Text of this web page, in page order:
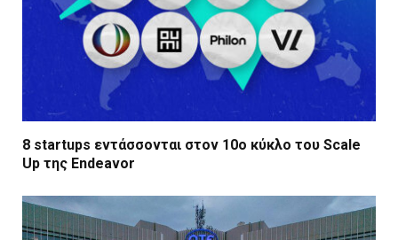
8 startups εντάσσονται στον 10ο κύκλο του Scale
Up της Endeavor